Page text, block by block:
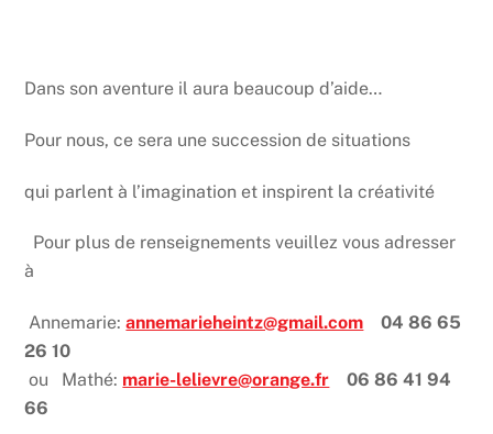
Dans son aventure il aura beaucoup d’aide…
Pour nous, ce sera une succession de situations
qui parlent à l’imagination et inspirent la créativité
Pour plus de renseignements veuillez vous adresser
à
Annemarie:annemarieheintz@gmail.com 04 86 65
26 10
ou Mathé: marie-lelievre@orange.fr 06 86 41 94
66